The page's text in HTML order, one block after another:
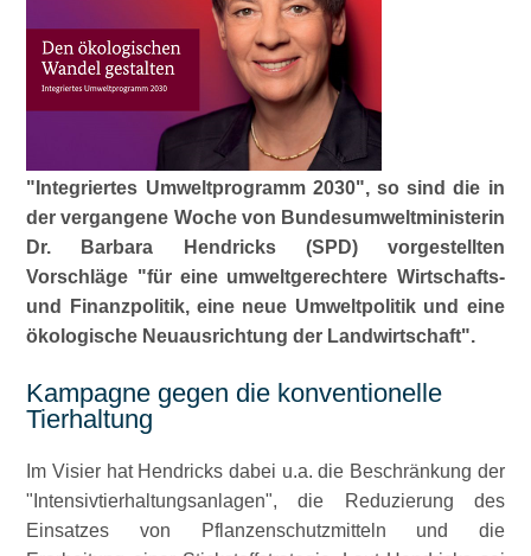
Integriertes Umweltprogramm 2030 , so sind die in
der vergangene Woche von Bundesumweltministerin
Dr. Barbara Hendricks (SPD) vorgestellten
Vorschläge
für eine umweltgerechtere Wirtschafts-
und Finanzpolitik, eine neue Umweltpolitik und eine
ökologische Neuausrichtung der Landwirtschaft .
Kampagne gegen die konventionelle
Tierhaltung
Im Visier hat Hendricks dabei u.a. die Beschränkung der
Intensivtierhaltungsanlagen , die Reduzierung des
Einsatzes von Pflanzenschutzmitteln und die